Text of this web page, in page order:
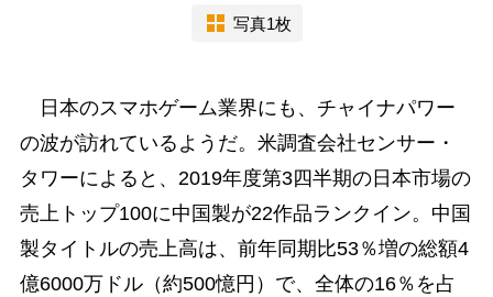
写真1枚
日本のスマホゲーム業界にも、チャイナパワー
の波が訪れているようだ。米調査会社センサー・
タワーによると、2019年度第3四半期の日本市場の
売上トップ100に中国製が22作品ランクイン。中国
製タイトルの売上高は、前年同期比53％増の総額4
億6000万ドル（約500憶円）で、全体の16％を占